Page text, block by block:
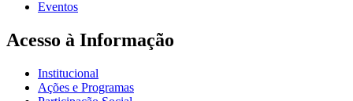
Eventos
Acesso à Informação
Institucional
Ações e Programas